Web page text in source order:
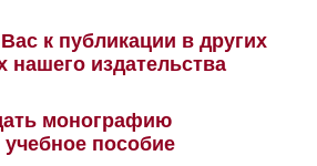
к публикации в других
нашего издательства
монографию
учебное пособие